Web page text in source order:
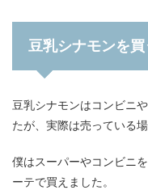
豆乳シナモンを
豆乳シナモンはコンビニ
たが、実際は売っている
僕はスーパーやコンビニ
ーテで買えました。